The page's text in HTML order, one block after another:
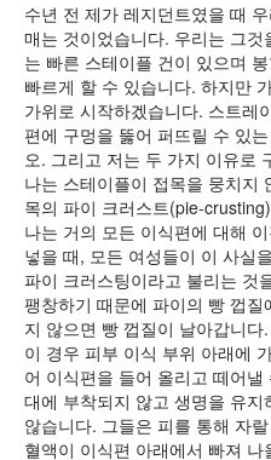
수년 전 제가 레지던트였을 때
매는 것이었습니다. 우리는 그
는 빠른 스테이플 건이 있으며
빠르게 할 수 있습니다. 하지만
가위로 시작하겠습니다. 스트레
편에 구멍을 뚫어 퍼뜨릴 수 있
오. 그리고 저는 두 가지 이유로
나는 스테이플이 접목을 뭉치지
목의 파이 크러스트(pie-
나는 거의 모든 이식편에 대해
넣을 때, 모든 여성들이 이 사실
파이 크러스팅이라고 불리는 것
팽창하기 때문에 파이의 빵 껍
지 않으면 빵 껍질이 날아갑니
이 경우 피부 이식 부위 아래에
어 이식편을 들어 올리고 떼어
대에 부착되지 않고 생명을 유
않습니다. 그들은 피를 통해 자
혈액이 이식편 아래에서 빠져